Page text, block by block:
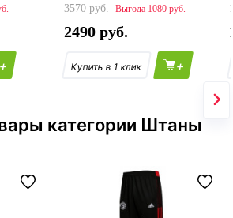
3570
1080
2490
+
категории Штаны